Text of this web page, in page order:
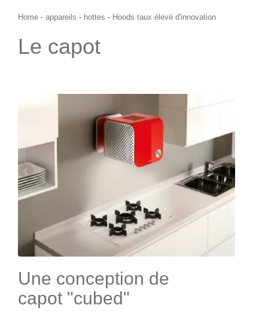
Home - appareils - hottes - Hoods taux élevé d'innovation
Le capot
Une conception de
capot "cubed"